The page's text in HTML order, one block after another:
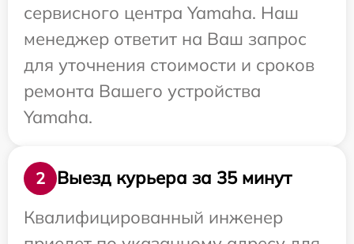
сервисного центра Yamaha. Наш
менеджер ответит на Ваш запрос
для уточнения стоимости и сроков
ремонта Вашего устройства
Yamaha.
2
Выезд курьера за 35 минут
Квалифицированный инженер